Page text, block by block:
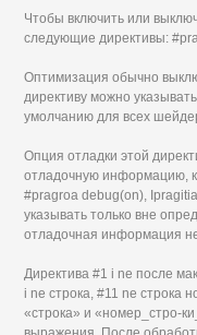
Чтобы включить или
следующие директивы:
Оптимизация обычно
директиву можно
умолчанию для всех
Опция отладки этой
отладочную информацию,
#pragroa debug(on),
указывать только вне
отладочная информация
Директива #1 i ne после
i ne строка, #11 ne строка
«строка» и «номер_стро-